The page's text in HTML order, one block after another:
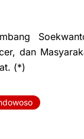
dan
(*)